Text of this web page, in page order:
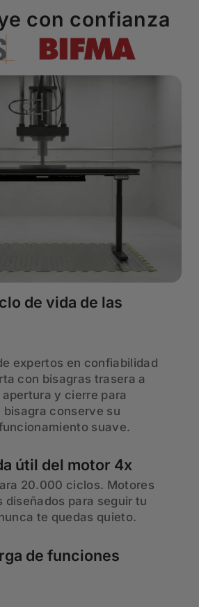
con confianza
de vida de las
expertos en confiabilidad
con bisagras trasera a
y cierre para
bisagra conserve su
suave.
útil del motor 4x
20.000 ciclos. Motores
diseñados para seguir tu
te quedas quieto.
de funciones